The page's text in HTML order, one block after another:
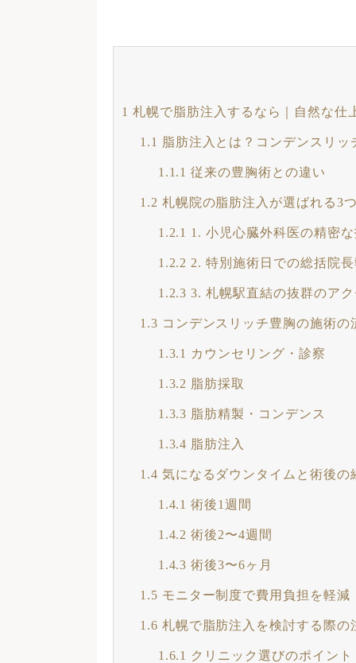
1 札幌で脂肪注入するなら｜自然な仕
1.1 脂肪注入とは？コンデンスリ
1.1.1 従来の豊胸術との違い
1.2 札幌院の脂肪注入が選ばれる3
1.2.1 1. 小児心臓外科医の精密
1.2.2 2. 特別施術日での総括院
1.2.3 3. 札幌駅直結の抜群のア
1.3 コンデンスリッチ豊胸の施術の
1.3.1 カウンセリング・診察
1.3.2 脂肪採取
1.3.3 脂肪精製・コンデンス
1.3.4 脂肪注入
1.4 気になるダウンタイムと術後の
1.4.1 術後1週間
1.4.2 術後2〜4週間
1.4.3 術後3〜6ヶ月
1.5 モニター制度で費用負担を軽減
1.6 札幌で脂肪注入を検討する際の
1.6.1 クリニック選びのポイント